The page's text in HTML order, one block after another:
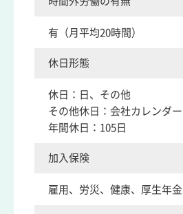
有（月平均20時間）
休日形態
休日：日、その他
その他休日：会社カレンダー
年間休日：105日
加入保険
雇用、労災、健康、厚生年金